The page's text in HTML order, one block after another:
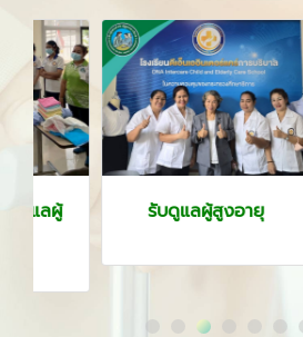
รับดูแลผู้สูงอายุ